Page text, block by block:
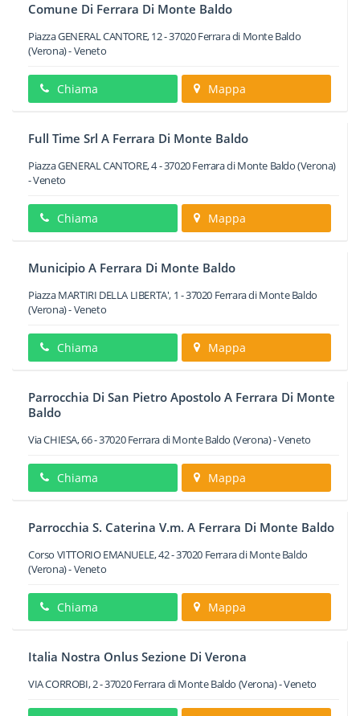
Comune Di Ferrara Di Monte Baldo
Piazza GENERAL CANTORE, 12-37020Ferrara di Monte Baldo
(Verona) -Veneto
Chiama Mappa
Full Time Srl A Ferrara Di Monte Baldo
Piazza GENERAL CANTORE, 4-37020Ferrara di Monte Baldo(Verona)
-Veneto
Chiama Mappa
Municipio A Ferrara Di Monte Baldo
Piazza MARTIRI DELLA LIBERTA', 1 -37020 Ferrara di Monte Baldo
(Verona) -Veneto
Chiama Mappa
Parrocchia Di San Pietro Apostolo A Ferrara Di Monte
Baldo
Via CHIESA, 66-37020 Ferrara di Monte Baldo (Verona) -Veneto
Chiama Mappa
Parrocchia S. Caterina V.m. A Ferrara Di Monte Baldo
Corso VITTORIO EMANUELE, 42-37020 Ferrara di Monte Baldo
(Verona) -Veneto
Chiama Mappa
Italia Nostra Onlus Sezione Di Verona
VIA CORROBI, 2-37020 Ferrara di Monte Baldo (Verona) -Veneto